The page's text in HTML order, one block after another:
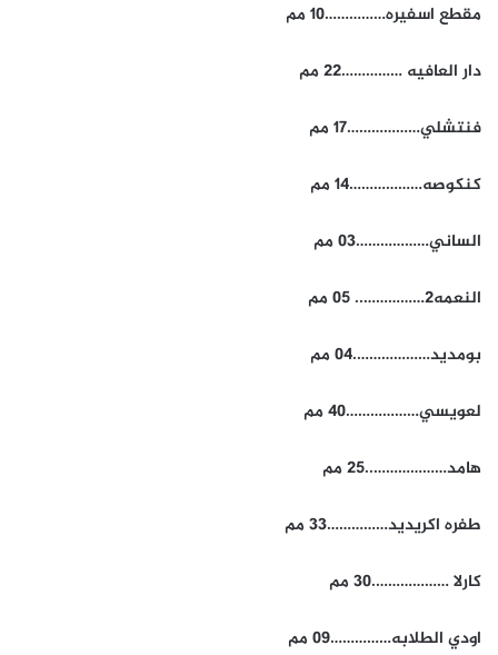
مقطع اسفيره……………10 مم
دار العافيه ……………22 مم
فنتشلي………………17 مم
كنكوصه………………14 مم
الساني………………03 مم
النعمه2…………….. 05 مم
بومديد……………….04 مم
لعويسي………………40 مم
هامد………………..25 مم
طفره اكريديد……………33 مم
كارلا ……………….30 مم
اودي الطلابه……………09 مم